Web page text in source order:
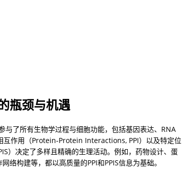
瓶颈与机遇
了所有生物学过程与细胞功能，包括基因表达、RNA
互作用（Protein-Protein Interactions, PPI）以及特定位
决定了多样且精确的生理活动。例如，药物设计、蛋
络构建等，都以高质量的PPI和PPIS信息为基础。